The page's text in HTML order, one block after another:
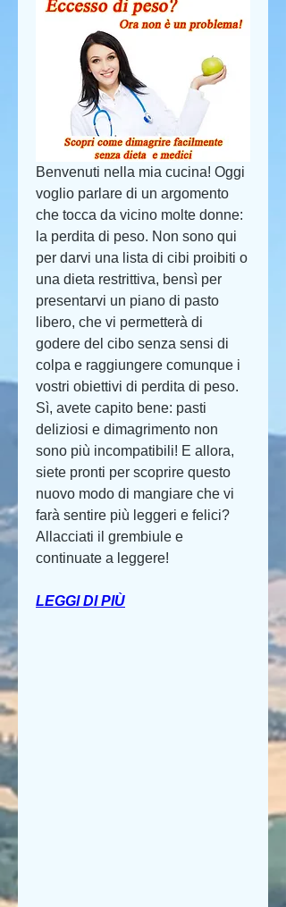
Benvenuti nella mia cucina! Oggi
voglio parlare di un argomento
che tocca da vicino molte donne:
la perdita di peso. Non sono qui
per darvi una lista di cibi proibiti o
una dieta restrittiva, bensì per
presentarvi un piano di pasto
libero, che vi permetterà di
godere del cibo senza sensi di
colpa e raggiungere comunque i
vostri obiettivi di perdita di peso.
Sì, avete capito bene: pasti
deliziosi e dimagrimento non
sono più incompatibili! E allora,
siete pronti per scoprire questo
nuovo modo di mangiare che vi
farà sentire più leggeri e felici?
Allacciati il grembiule e
continuate a leggere!
LEGGI DI PIÙ